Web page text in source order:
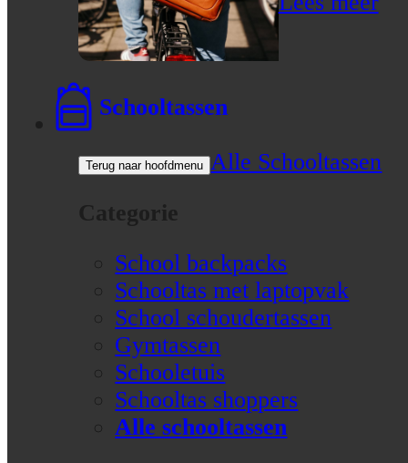
Schooltassen
Terug naar hoofdmenu Alle Schooltassen
Categorie
School backpacks
Schooltas met laptopvak
School schoudertassen
Gymtassen
Schooletuis
Schooltas shoppers
Alle schooltassen